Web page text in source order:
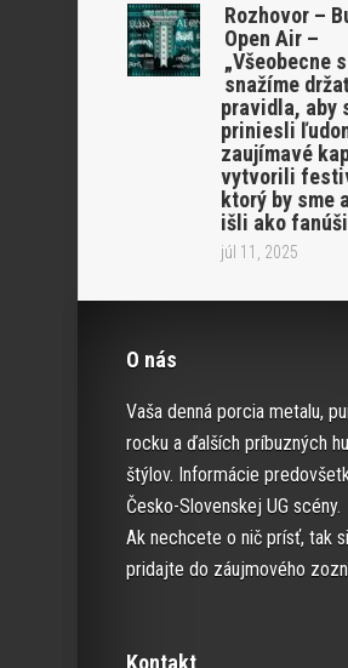
Rozhovor –
Open Air –
„Všeobecne
snažíme
pravidla, aby
priniesli
zaujímavé
vytvorili
ktorý by sme
išli ako
júl 11, 2025
O nás
Vaša denná porcia metalu,
rocku a ďalších príbuzných
štýlov. Informácie
Česko-Slovenskej UG scény.
Ak nechcete o nič prísť, tak
pridajte do záujmového
Kontakt